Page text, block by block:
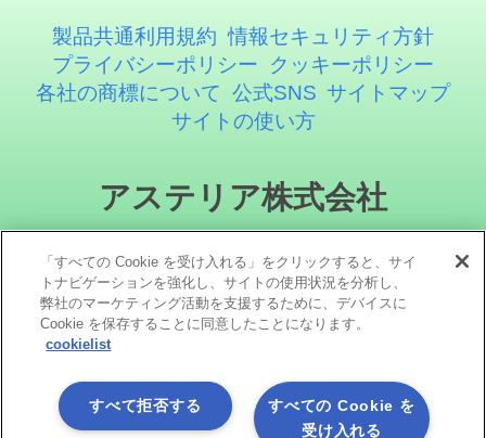
製品共通利用規約 情報セキュリティ方針
プライバシーポリシー
クッキーポリシー
各社の商標について 公式SNS サイトマップ
サイトの使い方
アステリア株式会社
ソーシャルメディア
「すべての Cookie を受け入れる」をクリックすると、サイ
トナビゲーションを強化し、サイトの使用状況を分析し、
弊社のマーケティング活動を支援するために、デバイスに
Cookie を保存することに同意したことになります。
cookielist
すべての Cookie を
受け入れる
すべて拒否する